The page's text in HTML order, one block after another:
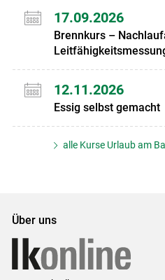
17.09.2026
Brennkurs –
12.11.2026
Essig selbst gemacht
alle Kurse Urlaub am
Über uns